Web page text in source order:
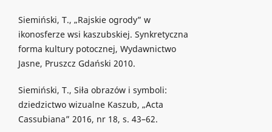
Siemiński, T., „Rajskie ogrody” w
ikonosferze wsi kaszubskiej. Synkretyczna
forma kultury potocznej, Wydawnictwo
Jasne, Pruszcz Gdański 2010.
Siemiński, T., Siła obrazów i symboli:
dziedzictwo wizualne Kaszub, „Acta
Cassubiana” 2016, nr 18, s. 43–62.